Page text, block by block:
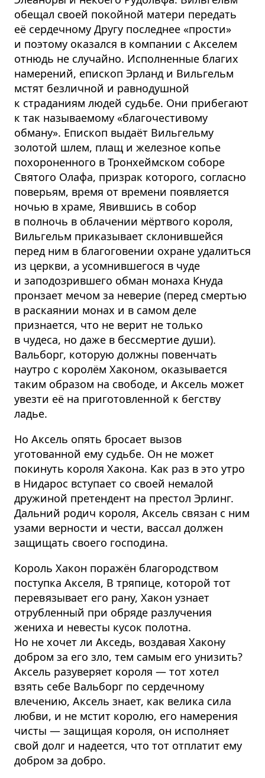
обещал своей покойной матери передать
её сердечному Другу последнее «прости»
и поэтому оказался в компании с Акселем
отнюдь не случайно. Исполненные благих
намерений, епископ Эрланд и Вильгельм
мстят безличной и равнодушной
к страданиям людей судьбе. Они прибегают
к так называемому «благочестивому
обману». Епископ выдаёт Вильгельму
золотой шлем, плащ и железное копье
похороненного в Тронхеймском соборе
Святого Олафа, призрак которого, согласно
поверьям, время от времени появляется
ночью в храме, Явившись в собор
в полночь в облачении мёртвого короля,
Вильгельм приказывает склонившейся
перед ним в благоговении охране удалиться
из церкви, а усомнившегося в чуде
и заподозрившего обман монаха Кнуда
пронзает мечом за неверие (перед смертью
в раскаянии монах и в самом деле
признается, что не верит не только
в чудеса, но даже в бессмертие души).
Вальборг, которую должны повенчать
наутро с королём Хаконом, оказывается
таким образом на свободе, и Аксель может
увезти её на приготовленной к бегству
ладье.
Но Аксель опять бросает вызов
уготованной ему судьбе. Он не может
покинуть короля Хакона. Как раз в это утро
в Нидарос вступает со своей немалой
дружиной претендент на престол Эрлинг.
Дальний родич короля, Аксель связан с ним
узами верности и чести, вассал должен
защищать своего господина.
Король Хакон поражён благородством
поступка Акселя, В тряпице, которой тот
перевязывает его рану, Хакон узнает
отрубленный при обряде разлучения
жениха и невесты кусок полотна.
Но не хочет ли Акседь, воздавая Хакону
добром за его зло, тем самым его унизить?
Аксель разуверяет короля — тот хотел
взять себе Вальборг по сердечному
влечению, Аксель знает, как велика сила
любви, и не мстит королю, его намерения
чисты — защищая короля, он исполняет
свой долг и надеется, что тот отплатит ему
добром за добро.